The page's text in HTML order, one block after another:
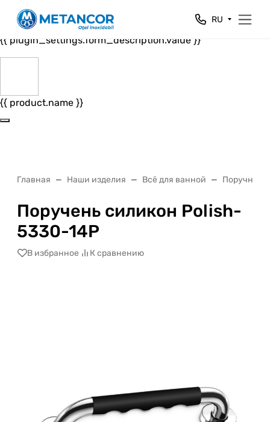
Close
{{ plugin_settings.form_header.value }}
{{ plugin_settings.form_description.value }}
{{ product.name }}
RU
Главная Наши изделия Всё для ванной Поручни и
Поручень силикон Polish-
5330-14P
В избранное К сравнению